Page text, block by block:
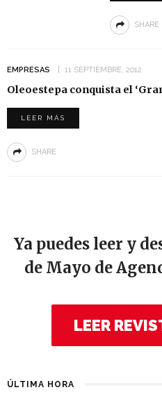
SHARE
EMPRESAS 11 SEPTIEMBRE, 2012
Oleoestepa conquista el
LEER MÁS
SHARE
Ya puedes leer y
de Mayo de
LEER
ÚLTIMA HORA